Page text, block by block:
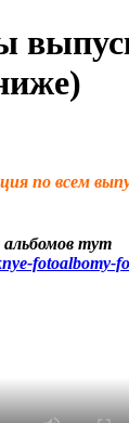
по всем
тут
fotoalbomy-